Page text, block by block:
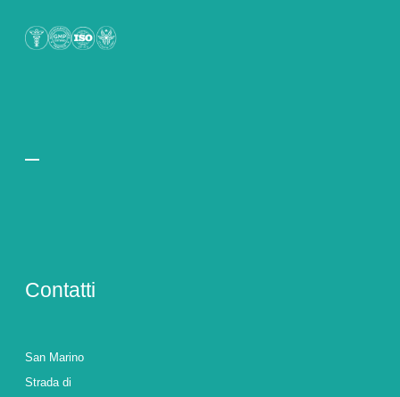
Contatti
San Marino
Strada di